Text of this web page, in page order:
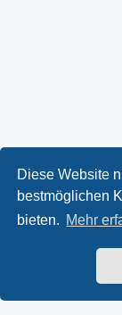
Diese Website
bestmöglichen
bieten. Mehr